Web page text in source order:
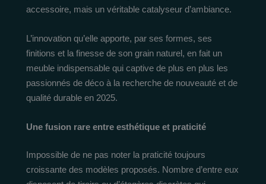
accessoire, mais un véritable catalyseur d’ambiance.
L’innovation qu’elle apporte, par ses formes, ses
finitions et la finesse de son grain naturel, en fait un
meuble indispensable qui captive de plus en plus les
passionnés de déco à la recherche de nouveauté et de
qualité durable en 2025.
Une fusion rare entre esthétique et praticité
Impossible de ne pas noter la praticité toujours
croissante des modèles proposés. Nombre d’entre eux